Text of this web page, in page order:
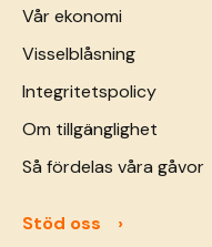
Vår ekonomi
Visselblåsning
Integritetspolicy
Om tillgänglighet
Så fördelas våra gåvor
Stöd oss